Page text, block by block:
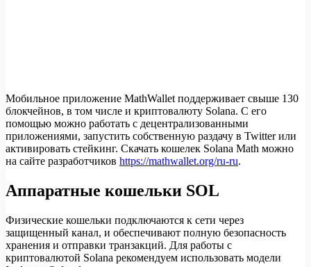
Мобильное приложение MathWallet поддерживает свыше 130
блокчейнов, в том числе и криптовалюту Solana. С его
помощью можно работать с децентрализованными
приложениями, запустить собственную раздачу в Twitter или
активировать стейкинг. Скачать кошелек Solana Math можно
на сайте разработчиков https://mathwallet.org/ru-ru.
Аппаратные кошельки SOL
Физические кошельки подключаются к сети через
защищенный канал, и обеспечивают полную безопасность
хранения и отправки транзакций. Для работы с
криптовалютой Solana рекомендуем использовать модели